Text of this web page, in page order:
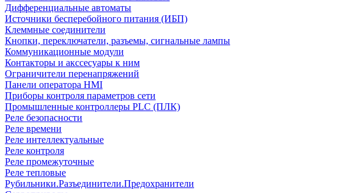
Дифференциальные автоматы
Источники бесперебойного питания (ИБП)
Клеммные соединители
Кнопки, переключатели, разъемы, сигнальные лампы
Коммуникационные модули
Контакторы и акссесуары к ним
Ограничители перенапряжений
Панели оператора HMI
Приборы контроля параметров сети
Промышленные контроллеры PLC (ПЛК)
Реле безопасности
Реле времени
Реле интеллектуальные
Реле контроля
Реле промежуточные
Реле тепловые
Рубильники.Разъединители.Предохранители